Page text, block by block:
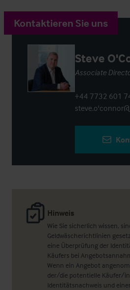
Hinweis
Wie Sie sicherlich wissen,
Geldwäscherichtlinien
eine Überprüfung der
Käufers bei
Wenn ein Angebot
der/die potentielle Käufer/
Identitätsnachweis und
Kontaktieren Sie uns
Steve
Associate
+44 7732 601